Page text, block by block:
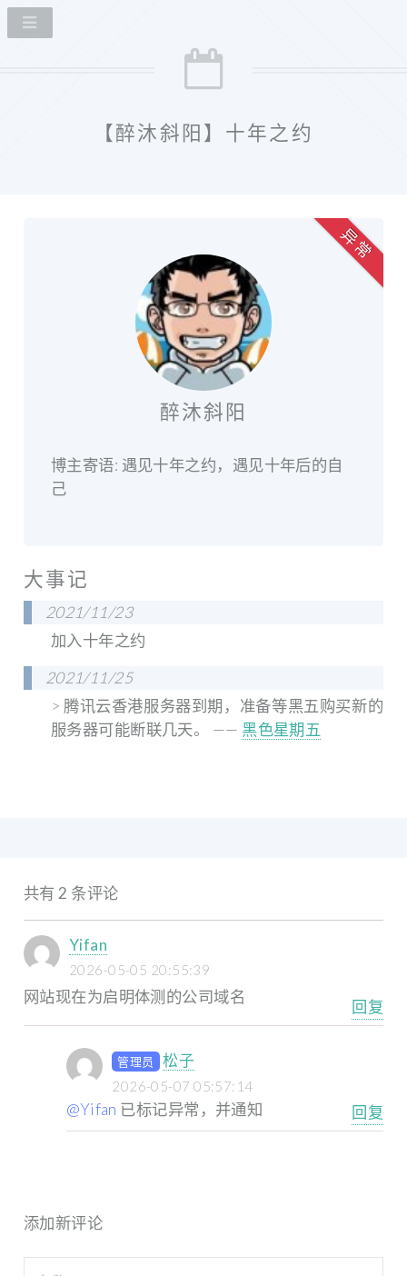
【醉沐斜阳】十年之约
醉沐斜阳
博主寄语: 遇见十年之约，遇见十年后的自
己
异 常
大事记
2021/11/23
加入十年之约
2021/11/25
> 腾讯云香港服务器到期，准备等黑五购买新的
服务器可能断联几天。 —— 黑色星期五
共有 2 条评论
Yifan
2026-05-05 20:55:39
网站现在为启明体测的公司域名
回复
管理员 松子
2026-05-07 05:57:14
@Yifan 已标记异常，并通知 回复
添加新评论